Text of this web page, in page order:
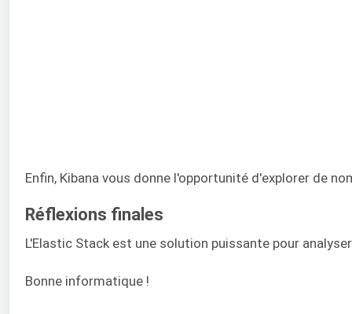
Enfin, Kibana vous donne l'opportunité d'explorer de
Réflexions finales
L'Elastic Stack est une solution puissante pour
Bonne informatique !